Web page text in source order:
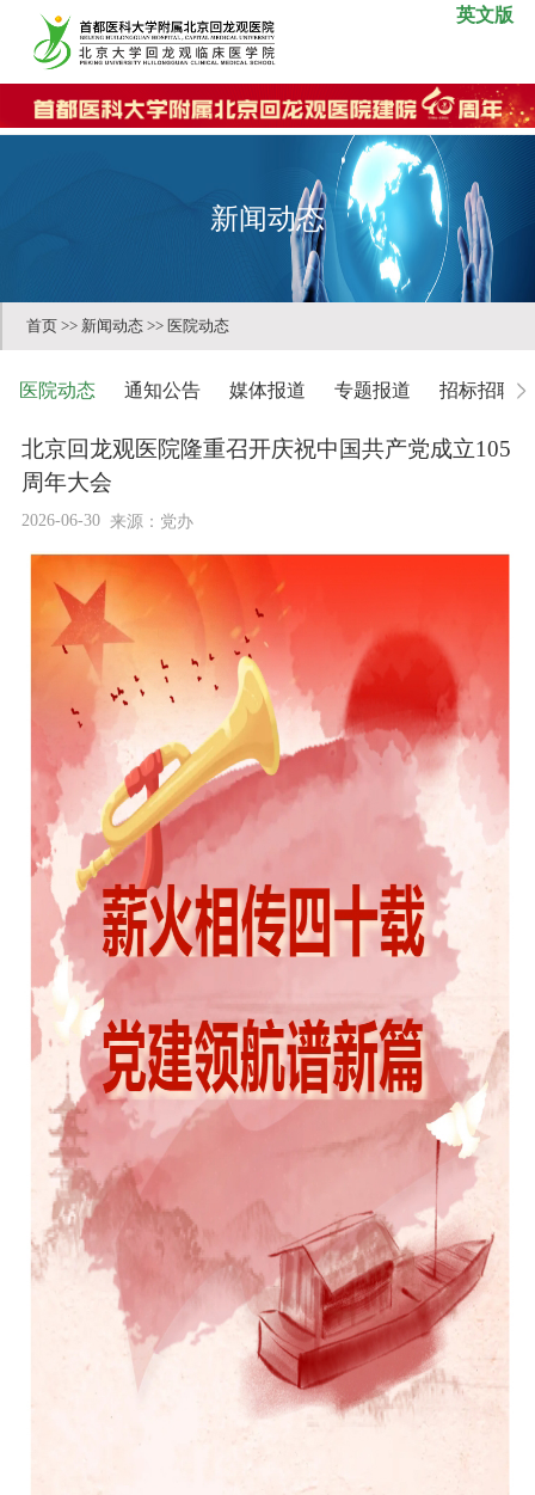
英文版
新闻动态
医院动态 通知公告 媒体报道 专题报道 招标招聘
首页 >> 新闻动态 >> 医院动态
北京回龙观医院隆重召开庆祝中国共产党成立105
周年大会
2026-06-30 来源：党办